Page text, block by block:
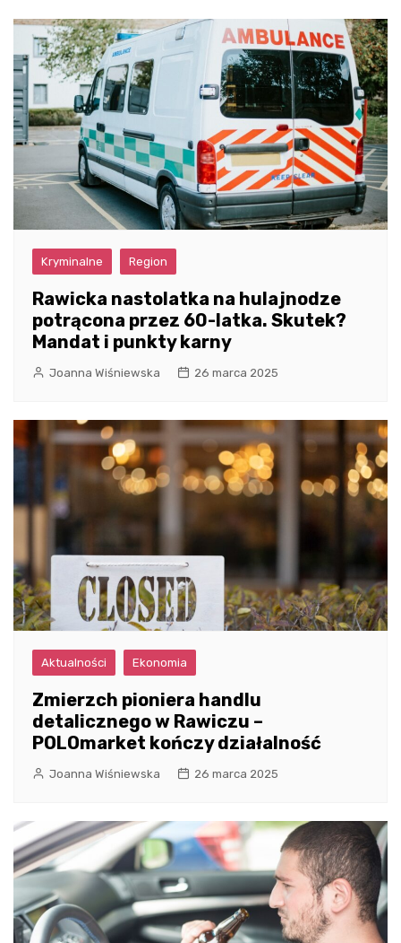
Kryminalne Region
Rawicka nastolatka na hulajnodze
potrącona przez 60-latka. Skutek?
Mandat i punkty karny
Joanna Wiśniewska 26 marca 2025
Aktualności Ekonomia
Zmierzch pioniera handlu
detalicznego w Rawiczu –
POLOmarket kończy działalność
Joanna Wiśniewska 26 marca 2025